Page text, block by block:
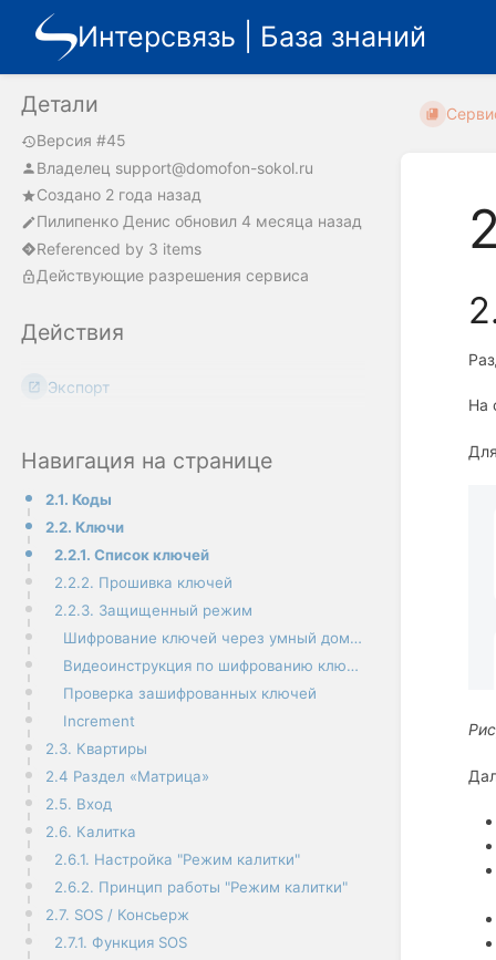
Интерсвязь | База знаний
Детали
Версия #45
Владелец support@domofon-sokol.ru
Создано 2 года назад
Пилипенко Денис обновил 4 месяца назад
Referenced by 3 items
Действующие разрешения сервиса
Действия
Экспорт
Навигация на странице
2.1. Коды
2.2. Ключи
2.2.1. Список ключей
2.2.2. Прошивка ключей
2.2.3. Защищенный режим
Шифрование ключей через умный домофон Сокол в целях защиты от копирования
Видеоинструкция по шифрованию ключей
Проверка зашифрованных ключей
Increment
2.3. Квартиры
2.4 Раздел «Матрица»
2.5. Вход
2.6. Калитка
2.6.1. Настройка "Режим калитки"
2.6.2. Принцип работы "Режим калитки"
2.7. SOS / Консьерж
2.7.1. Функция SOS
На